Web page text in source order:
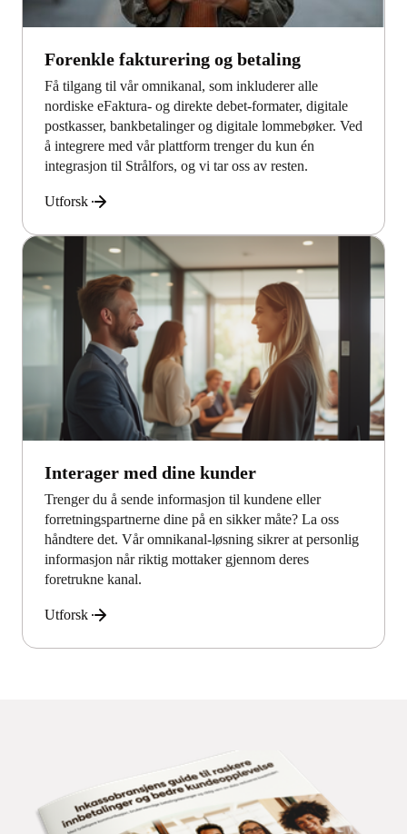
Forenkle fakturering og betaling
Få tilgang til vår omnikanal, som inkluderer alle
nordiske eFaktura- og direkte debet-formater, digitale
postkasser, bankbetalinger og digitale lommebøker. Ved
å integrere med vår plattform trenger du kun én
integrasjon til Strålfors, og vi tar oss av resten.
Utforsk
Interager med dine kunder
Trenger du å sende informasjon til kundene eller
forretningspartnerne dine på en sikker måte? La oss
håndtere det. Vår omnikanal-løsning sikrer at personlig
informasjon når riktig mottaker gjennom deres
foretrukne kanal.
Utforsk